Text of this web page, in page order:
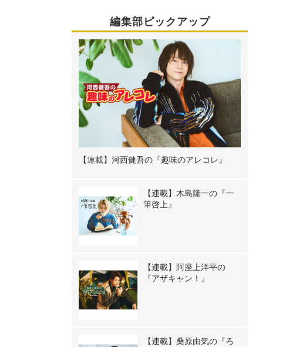
編集部ピックアップ
【連載】河西健吾の『趣味のアレコレ』
【連載】木島隆一の『一
筆啓上』
【連載】阿座上洋平の
『アザキャン！』
【連載】桑原由気の『ろ